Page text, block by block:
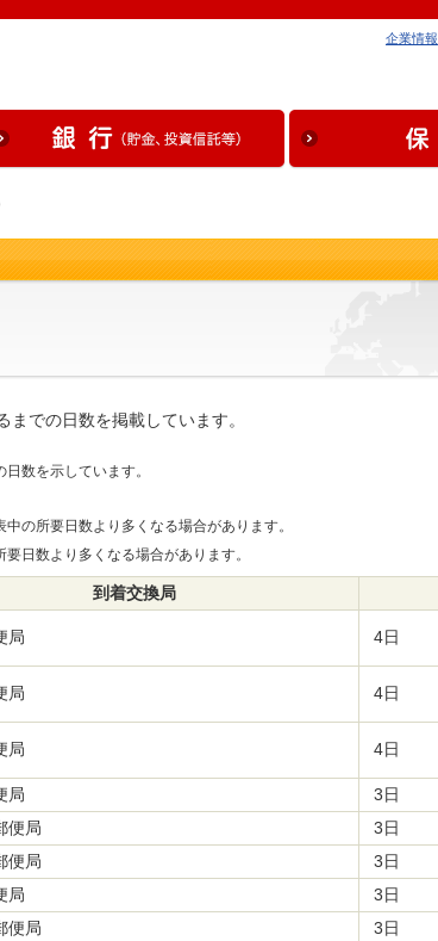
企業情報
での日数を掲載しています。
数を示しています。
の所要日数より多くなる場合があります。
日数より多くなる場合があります。
到着交換局
局 4日
局 4日
局 4日
局
3日
便局
3日
便局
3日
局
3日
便局
3日